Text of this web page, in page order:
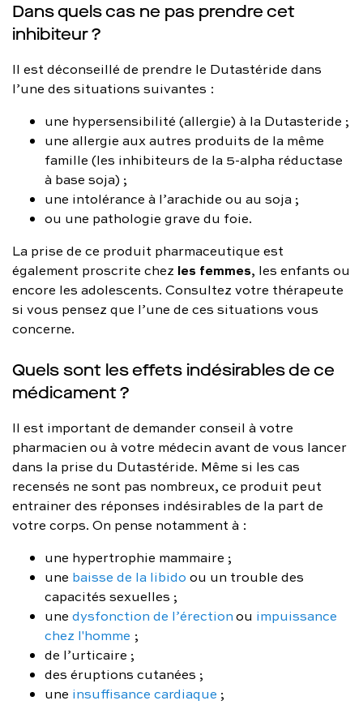
Dans quels cas ne pas prendre cet
inhibiteur ?
Il est déconseillé de prendre le Dutastéride dans
l’une des situations suivantes :
une hypersensibilité (allergie) à la Dutasteride ;
une allergie aux autres produits de la même
famille (les inhibiteurs de la 5-alpha réductase
à base soja) ;
une intolérance à l’arachide ou au soja ;
ou une pathologie grave du foie.
La prise de ce produit pharmaceutique est
également proscrite chez les femmes, les enfants ou
encore les adolescents. Consultez votre thérapeute
si vous pensez que l’une de ces situations vous
concerne.
Quels sont les effets indésirables de ce
médicament ?
Il est important de demander conseil à votre
pharmacien ou à votre médecin avant de vous lancer
dans la prise du Dutastéride. Même si les cas
recensés ne sont pas nombreux, ce produit peut
entrainer des réponses indésirables de la part de
votre corps. On pense notamment à :
une hypertrophie mammaire ;
une baisse de la libido ou un trouble des
capacités sexuelles ;
une dysfonction de l’érectionou impuissance
chez l'homme ;
de l’urticaire ;
des éruptions cutanées ;
une insuffisance cardiaque ;